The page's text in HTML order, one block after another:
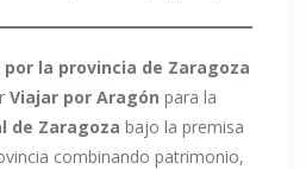
por la provincia de Zaragoza
Viajar por Aragón para la
de Zaragoza bajo la premisa
combinando patrimonio,